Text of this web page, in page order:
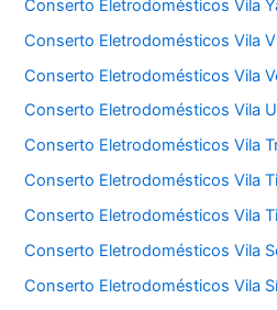
Conserto Eletrodomésticos Vila
Conserto Eletrodomésticos Vila
Conserto Eletrodomésticos Vila
Conserto Eletrodomésticos Vila
Conserto Eletrodomésticos Vila
Conserto Eletrodomésticos Vila
Conserto Eletrodomésticos Vila
Conserto Eletrodomésticos Vila
Conserto Eletrodomésticos Vila